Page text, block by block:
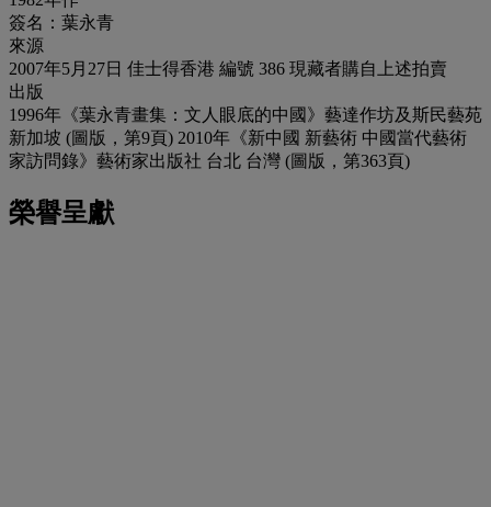
簽名：葉永青
來源
2007年5月27日 佳士得香港 編號 386 現藏者購自上述拍賣
出版
1996年《葉永青畫集：文人眼底的中國》藝達作坊及斯民藝苑
新加坡 (圖版，第9頁) 2010年《新中國 新藝術 中國當代藝術
家訪問錄》藝術家出版社 台北 台灣 (圖版，第363頁)
榮譽呈獻